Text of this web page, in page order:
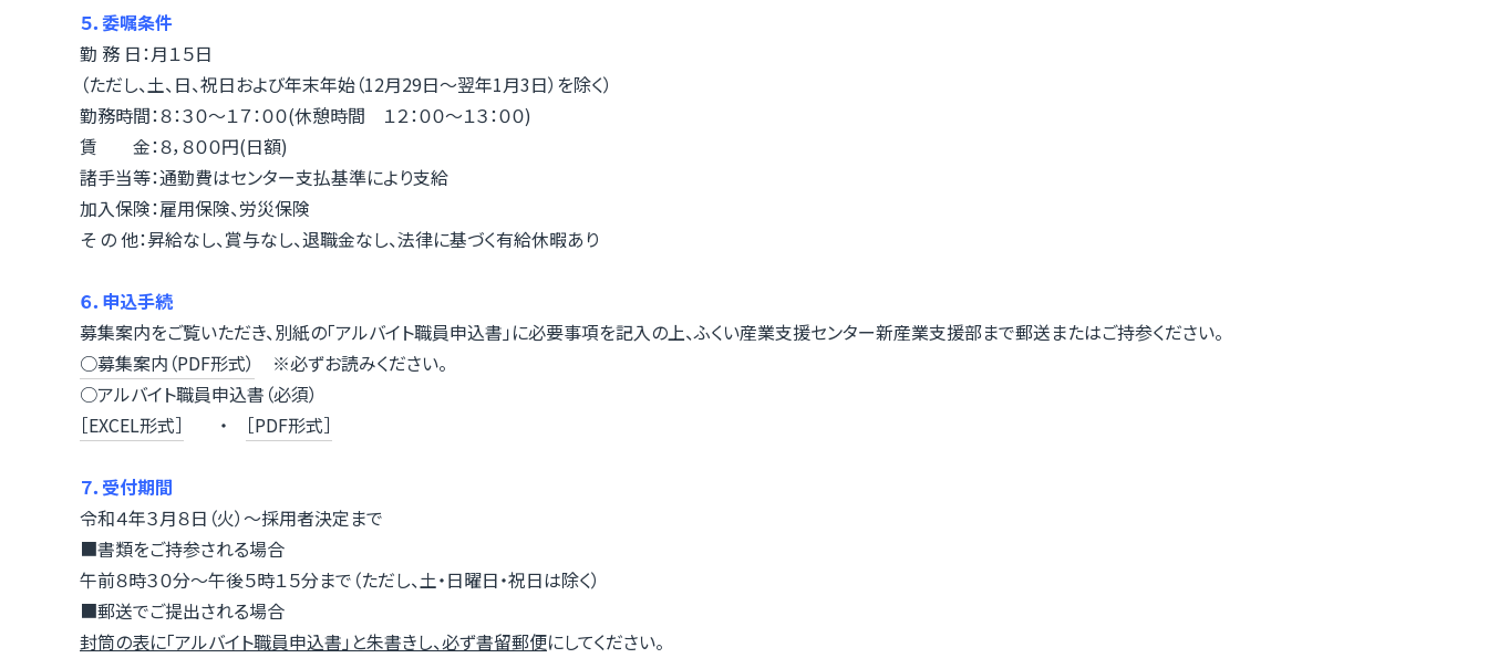
５．委嘱条件
勤 務 日：月１５日
（ただし、土、日、祝日および年末年始（12月29日～翌年1月3日）を除く）
勤務時間：８：３０～１７：００(休憩時間 １２：００～１３：００)
賃 金：８，８００円(日額)
諸手当等：通勤費はセンター支払基準により支給
加入保険：雇用保険、労災保険
そ の 他：昇給なし、賞与なし、退職金なし、法律に基づく有給休暇あり
６．申込手続
募集案内をご覧いただき、別紙の「アルバイト職員申込書」に必要事項を記入の上、ふくい産業支援センター新産業支援部まで郵送またはご持参ください。
○募集案内（PDF形式）
※必ずお読みください。
○アルバイト職員申込書（必須）
［EXCEL形式］
・ ［PDF形式］
７．受付期間
令和４年３月８日（火）～採用者決定まで
■書類をご持参される場合
午前８時３０分～午後５時１５分まで（ただし、土・日曜日・祝日は除く）
■郵送でご提出される場合
封筒の表に「アルバイト職員申込書」と朱書きし、必ず書留郵便にしてください。